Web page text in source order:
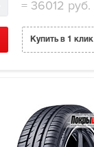
= 36012 руб.
Купить в 1 клик